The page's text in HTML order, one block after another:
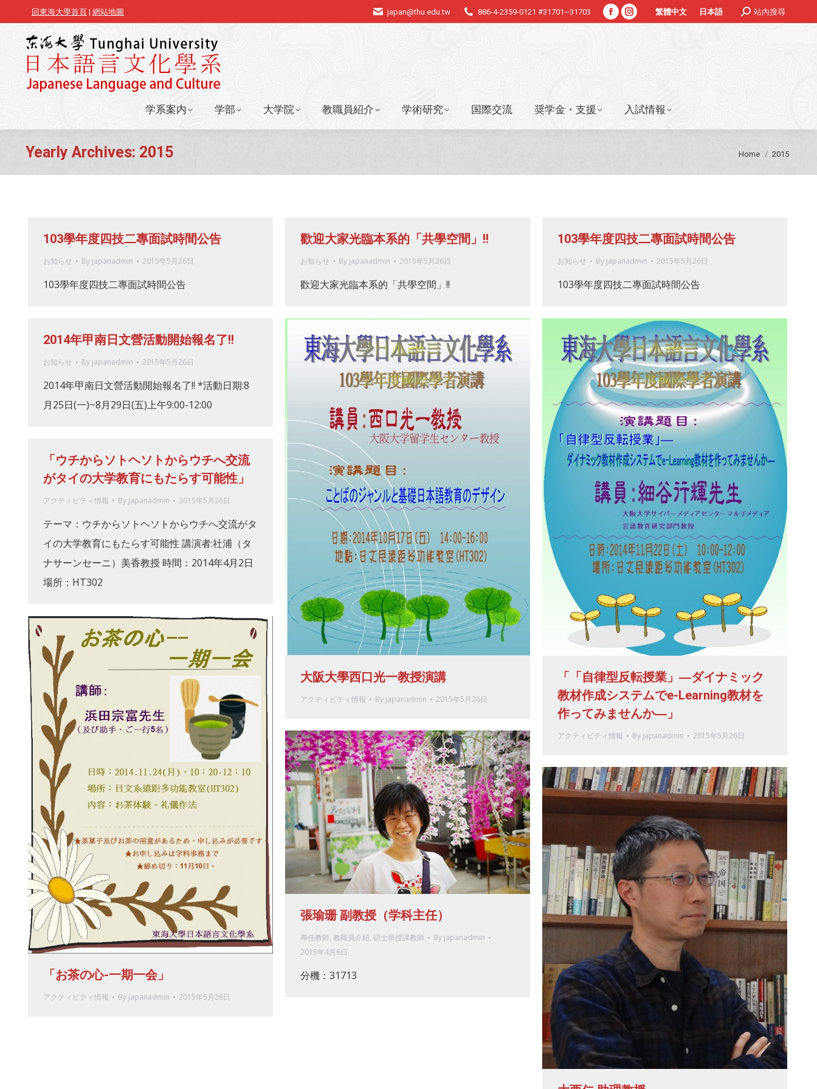
回東海大學首頁 | 網站地圖 japan@thu.edu.tw 886-4-2359-0121 #31701~31703
FacebookInstagram
繁體中文 日本語 Search:站內搜尋
学系案内 学部 大学院 教職員紹介 学術研究 国際交流 奨学金・支援 入試情報
Yearly Archives: 2015 You are here:
Home 2015
103學年度四技二專面試時間公告
お知らせ By japanadmin 2015年5月26日
103學年度四技二專面試時間公告
歡迎大家光臨本系的「共學空間」!!
お知らせ By japanadmin 2015年5月26日
歡迎大家光臨本系的「共學空間」!!
103學年度四技二專面試時間公告
お知らせ By japanadmin 2015年5月26日
103學年度四技二專面試時間公告
2014年甲南日文營活動開始報名了!!
お知らせ By japanadmin 2015年5月26日
2014年甲南日文營活動開始報名了!! *活動日期:8
月25日(一)~8月29日(五)上午9:00-12:00
大阪大學西口光一教授演講
アクティビティ情報 By japanadmin 2015年5月26日
「「自律型反転授業」―ダイナミック
教材作成システムでe-Learning教材を
作ってみませんか―」
アクティビティ情報 By japanadmin 2015年5月26日
「ウチからソトヘソトからウチへ交流
がタイの大学教育にもたらす可能性」
アクティビティ情報 By japanadmin 2015年5月26日
テーマ：ウチからソトヘソトからウチへ交流がタ
イの大学教育にもたらす可能性 講演者:社浦（タ
ナサーンセーニ）美香教授 時間：2014年4月2日
場所：HT302
「お茶の心-一期一会」
アクティビティ情報 By japanadmin 2015年5月26日
張瑜珊 副教授（学科主任）
專任教師, 教職員介紹, 碩士班授課教師 By japanadmin
2015年4月6日
分機：31713
学系案内 学部 大学院 教職員紹介 学術研究 国際交流 奨学金・支援 入試情報